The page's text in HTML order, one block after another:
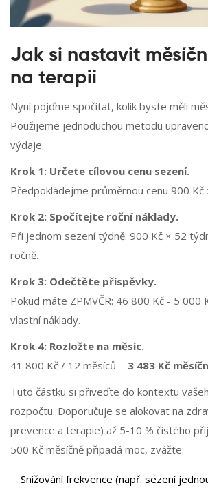
Jak si nastavit
na terapii
Nyní pojďme spočítat, kolik byste měli
Použijeme jednoduchou metodu
výdaje.
Krok 1: Určete cílovou cenu sezení.
Předpokládejme průměrnou cenu 900 Kč
Krok 2: Spočítejte roční náklady.
Při jednom sezení týdně: 900 Kč × 52
ročně.
Krok 3: Odečtěte příspěvky.
Pokud máte ZPMVČR: 46 800 Kč - 5 000
vlastní náklady.
Krok 4: Rozložte na měsíc.
41 800 Kč / 12 měsíců = 3 483 Kč
Tuto částku si přiveďte do kontextu
rozpočtu. Doporučuje se alokovat na
prevence a terapie) až 5-10 % čistého
500 Kč měsíčně připadá moc, zvážte:
Snižování frekvence (např. sezení